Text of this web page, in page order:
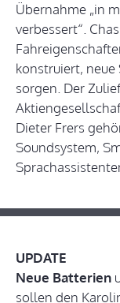
Übernahme „in
verbessert“.
konstruiert,
sorgen. Der
Dieter Frers
Soundsystem,
UPDATE
Neue Batterien
sollen den